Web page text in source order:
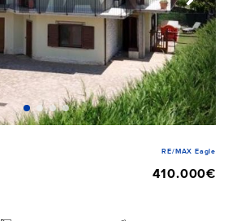
RE/MAX Eagle
410.000€